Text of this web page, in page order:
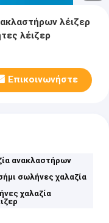
λέιζερ
λέιζερ
Επικοινωνήστε
ανακλαστήρων
σωλήνες χαλαζία
χαλαζία